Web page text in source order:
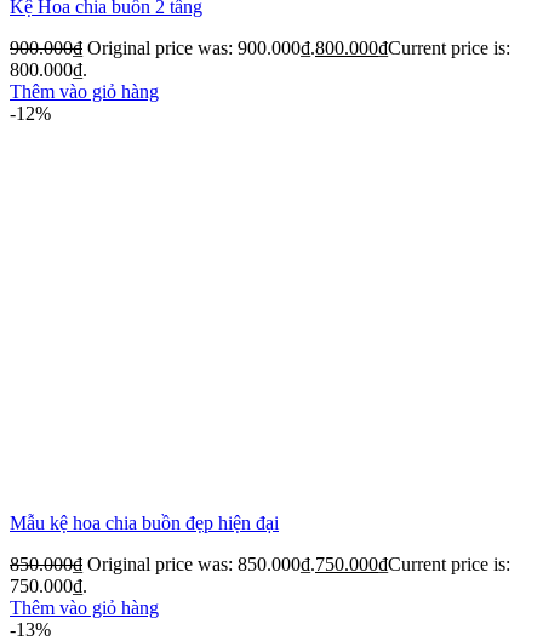
Kệ Hoa chia buồn 2 tầng
900.000₫ Original price was: 900.000₫.800.000₫Current price is:
800.000₫.
Thêm vào giỏ hàng
-12%
Mẫu kệ hoa chia buồn đẹp hiện đại
850.000₫ Original price was: 850.000₫.750.000₫Current price is:
750.000₫.
Thêm vào giỏ hàng
-13%